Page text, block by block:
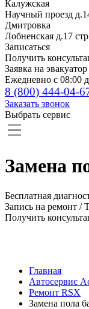
Калужская
Научный проезд
Дмитровка
Лобненская д.17
Записаться
Получить
Заявка на эвакуатор
Ежедневно с 08:00
8 (800) 444-04-
Заказать звонок
Выбрать сервис
Замена
Бесплатная
Запись на ремонт /
Получить
Главная
Автосервис
Ремонт RSX
Замена пола